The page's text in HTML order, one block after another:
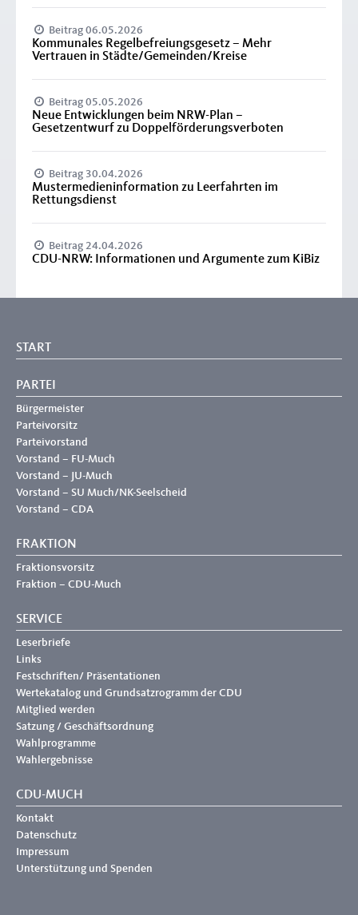
Beitrag 06.05.2026
Kommunales Regelbefreiungsgesetz – Mehr
Vertrauen in Städte/Gemeinden/Kreise
Beitrag 05.05.2026
Neue Entwicklungen beim NRW-Plan –
Gesetzentwurf zu Doppelförderungsverboten
Beitrag 30.04.2026
Mustermedieninformation zu Leerfahrten im
Rettungsdienst
Beitrag 24.04.2026
CDU-NRW: Informationen und Argumente zum KiBiz
START
PARTEI
Bürgermeister
Parteivorsitz
Parteivorstand
Vorstand – FU-Much
Vorstand – JU-Much
Vorstand – SU Much/NK-Seelscheid
Vorstand – CDA
FRAKTION
Fraktionsvorsitz
Fraktion – CDU-Much
SERVICE
Leserbriefe
Links
Festschriften/ Präsentationen
Wertekatalog und Grundsatzrogramm der CDU
Mitglied werden
Satzung / Geschäftsordnung
Wahlprogramme
Wahlergebnisse
CDU-MUCH
Kontakt
Datenschutz
Impressum
Unterstützung und Spenden